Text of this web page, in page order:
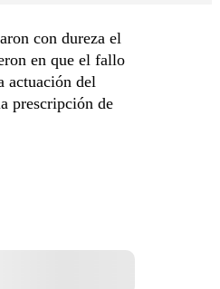
con dureza el
en que el fallo
actuación del
prescripción de